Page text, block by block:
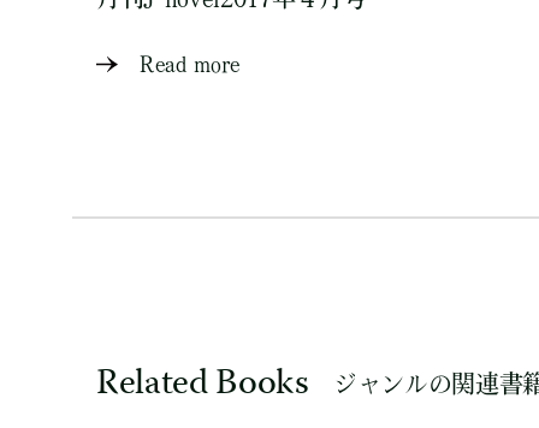
Read more
Related Books ジャンルの関連書